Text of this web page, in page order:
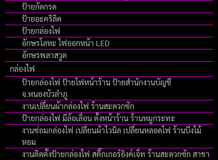
ป้ายกัดกรด
ป้ายอะคริลิค
ป้ายกล่องไฟ
อักษรโลหะ ไฟออกหน้า LED
อักษรพลาสวูด
กล่องไฟ
ป้ายกล่องไฟ ป้ายไฟหน้าร้าน ป้ายสำนักงานบัญชี
จ.หนองบัวลำภู
งานเปลี่ยนผ้ากล่องไฟ ร้านสะดวกซัก
ป้ายกล่องไฟ มีล้อเลื่อน ตั้งหน้าร้าน ร้านหมูกระทะ
งานซ่อมกล่องไฟ เปลี่ยนผ้าไวนิล เปลี่ยนหลอดไฟ ร้านบึงไม้
หอม
งานติดตั้งป้ายกล่องไฟ สติ๊กเกอร์อิงค์เจ็ท ร้านสะดวกซัก สาขา